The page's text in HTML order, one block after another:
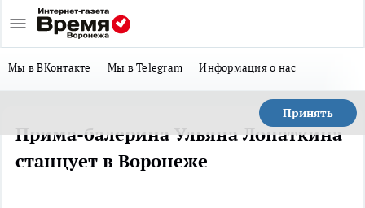
Мы в ВКонтакте Мы в Telegram Информация о нас
Принять
Прима-балерина Ульяна Лопаткина
станцует в Воронеже